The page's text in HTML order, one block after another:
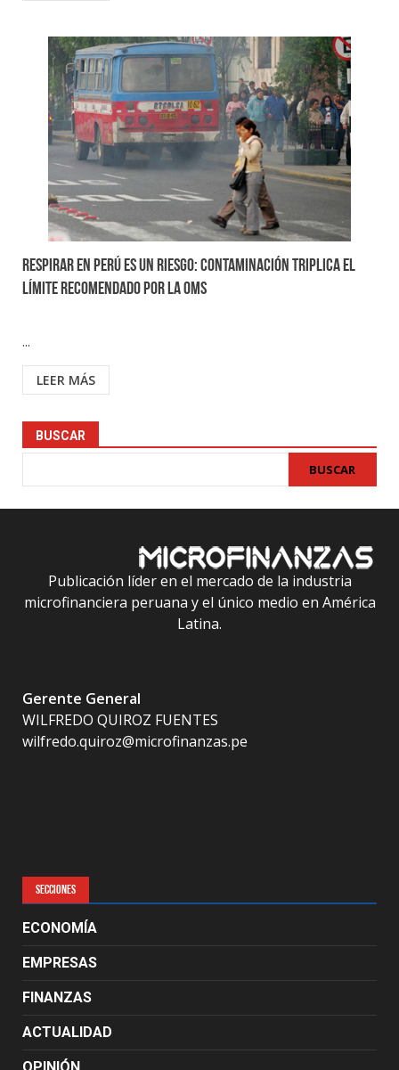
Respirar en Perú es un riesgo: Contaminación triplica el
límite recomendado por la OMS
...
LEER MÁS
BUSCAR
BUSCAR
Publicación líder en el mercado de la industria
microfinanciera peruana y el único medio en América
Latina.
Gerente General
WILFREDO QUIROZ FUENTES
wilfredo.quiroz@microfinanzas.pe
SECCIONES
ECONOMÍA
EMPRESAS
FINANZAS
ACTUALIDAD